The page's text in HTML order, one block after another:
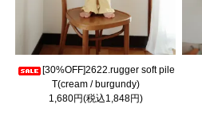
[30%OFF]2622.rugger soft pile
T(cream / burgundy)
1,680円(税込1,848円)